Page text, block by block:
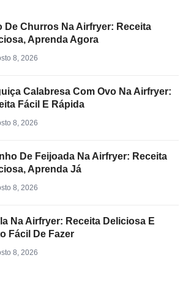
De Churros Na Airfryer: Receita
Aprenda Agora
8, 2026
Calabresa Com Ovo Na Airfryer:
Fácil E Rápida
8, 2026
De Feijoada Na Airfryer: Receita
Aprenda Já
8, 2026
Na Airfryer: Receita Deliciosa E
Fácil De Fazer
8, 2026